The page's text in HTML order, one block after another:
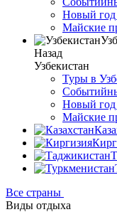
Новый год
Майские
Назад
Узбекистан
Туры в
Новый год
Майские
Все страны
Виды отдыха